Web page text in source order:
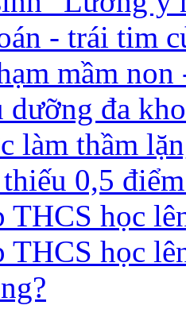
- trái tim
mầm
đa
làm thầm
0,5
THCS học
THCS học